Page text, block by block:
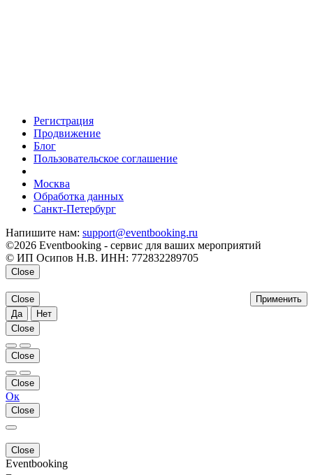
Регистрация
Продвижение
Блог
Пользовательское соглашение
Москва
Обработка данных
Санкт-Петербург
Напишите нам: support@eventbooking.ru
©2026 Eventbooking - сервис для ваших мероприятий
© ИП Осипов Н.В. ИНН: 772832289705
Close
Применить
Close
Да
Нет
Close
Close
Close
Ок
Close
Close
Eventbooking